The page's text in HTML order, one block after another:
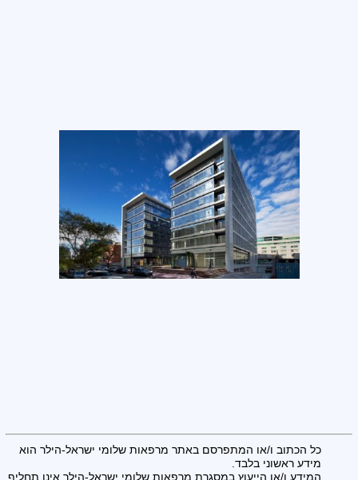
כל הכתוב ו/או המתפרסם באתר מרפאות שלומי ישראל-הילר הוא
מידע ראשוני בלבד.
המידע ו/או הייעוץ במסגרת מרפאות שלומי ישראל-הילר אינו תחליף